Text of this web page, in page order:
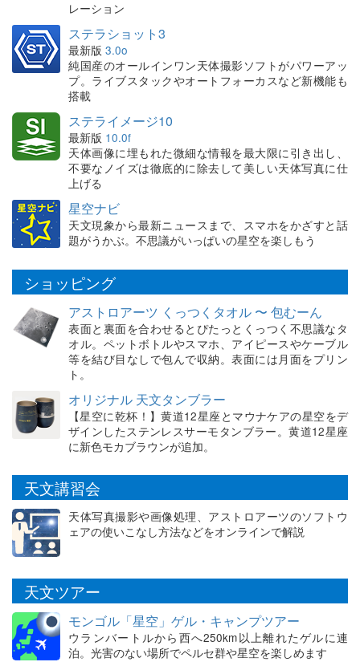
レーション
ステラショット3
最新版 3.0o
純国産のオールインワン天体撮影ソフトがパワーアッ
プ。ライブスタックやオートフォーカスなど新機能も
搭載
ステライメージ10
最新版 10.0f
天体画像に埋もれた微細な情報を最大限に引き出し、
不要なノイズは徹底的に除去して美しい天体写真に仕
上げる
星空ナビ
天文現象から最新ニュースまで、スマホをかざすと話
題がうかぶ。不思議がいっぱいの星空を楽しもう
ショッピング
アストロアーツ くっつくタオル 〜 包むーん
表面と裏面を合わせるとぴたっとくっつく不思議なタ
オル。ペットボトルやスマホ、アイピースやケーブル
等を結び目なしで包んで収納。表面には月面をプリン
ト。
オリジナル 天文タンブラー
【星空に乾杯！】黄道12星座とマウナケアの星空をデ
ザインしたステンレスサーモタンブラー。黄道12星座
に新色モカブラウンが追加。
天文講習会
天体写真撮影や画像処理、アストロアーツのソフトウ
ェアの使いこなし方法などをオンラインで解説
天文ツアー
モンゴル「星空」ゲル・キャンプツアー
ウランバートルから西へ250km以上離れたゲルに連
泊。光害のない場所でペルセ群や星空を楽しめます